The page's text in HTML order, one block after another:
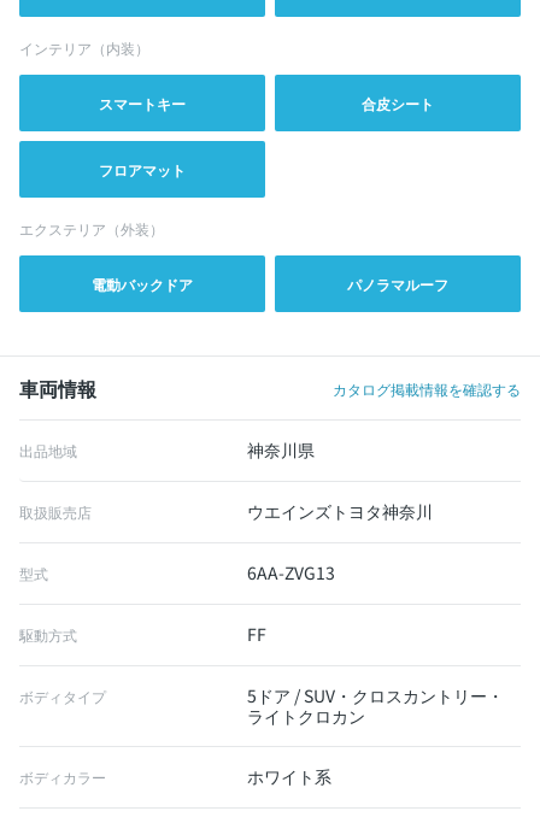
インテリア（内装）
スマートキー 合皮シート
フロアマット
エクステリア（外装）
電動バックドア パノラマルーフ
車両情報 カタログ掲載情報を確認する
出品地域 神奈川県
取扱販売店 ウエインズトヨタ神奈川
型式 6AA-ZVG13
駆動方式 FF
ボディタイプ
5ドア / SUV・クロスカントリー・
ライトクロカン
ボディカラー ホワイト系